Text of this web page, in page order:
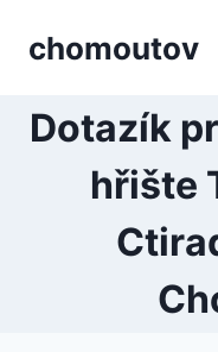
chomoutov
Dotazík
hřište